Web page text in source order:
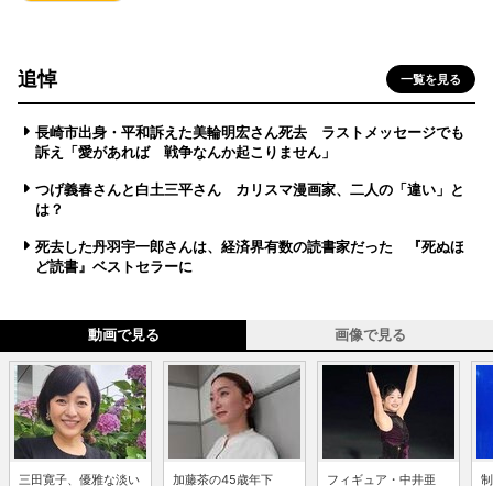
追悼 一覧を見る
長崎市出身・平和訴えた美輪明宏さん死去 ラストメッセージでも
訴え「愛があれば 戦争なんか起こりません」
つげ義春さんと白土三平さん カリスマ漫画家、二人の「違い」と
は？
死去した丹羽宇一郎さんは、経済界有数の読書家だった 『死ぬほ
ど読書』ベストセラーに
動画で見る 画像で見る
三田寛子、優雅な淡い
加藤茶の45歳年下
フィギュア・中井亜